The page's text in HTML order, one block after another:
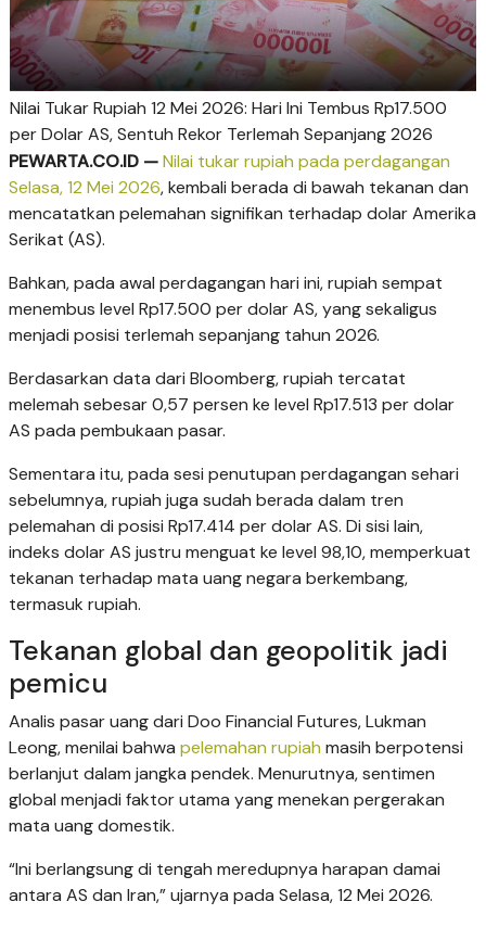
Nilai Tukar Rupiah 12 Mei 2026: Hari Ini Tembus Rp17.500
per Dolar AS, Sentuh Rekor Terlemah Sepanjang 2026
PEWARTA.CO.ID —Nilai tukar rupiah pada perdagangan
Selasa, 12 Mei 2026, kembali berada di bawah tekanan dan
mencatatkan pelemahan signifikan terhadap dolar Amerika
Serikat (AS).
Bahkan, pada awal perdagangan hari ini, rupiah sempat
menembus level Rp17.500 per dolar AS, yang sekaligus
menjadi posisi terlemah sepanjang tahun 2026.
Berdasarkan data dari Bloomberg, rupiah tercatat
melemah sebesar 0,57 persen ke level Rp17.513 per dolar
AS pada pembukaan pasar.
Sementara itu, pada sesi penutupan perdagangan sehari
sebelumnya, rupiah juga sudah berada dalam tren
pelemahan di posisi Rp17.414 per dolar AS. Di sisi lain,
indeks dolar AS justru menguat ke level 98,10, memperkuat
tekanan terhadap mata uang negara berkembang,
termasuk rupiah.
Tekanan global dan geopolitik jadi
pemicu
Analis pasar uang dari Doo Financial Futures, Lukman
Leong, menilai bahwa pelemahan rupiah masih berpotensi
berlanjut dalam jangka pendek. Menurutnya, sentimen
global menjadi faktor utama yang menekan pergerakan
mata uang domestik.
“Ini berlangsung di tengah meredupnya harapan damai
antara AS dan Iran,” ujarnya pada Selasa, 12 Mei 2026.